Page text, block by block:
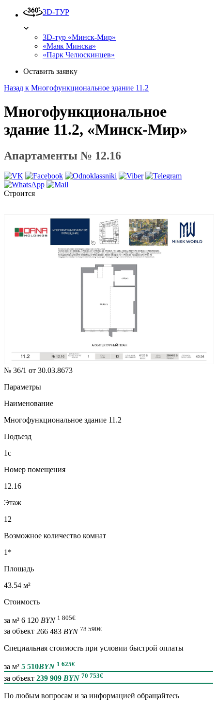
3D-ТУР
3D-тур «Минск-Мир»
«Маяк Минска»
«Парк Челюскинцев»
Оставить заявку
Назад к Многофункциональное здание 11.2
Многофункциональное
здание 11.2, «Минск-Мир»
Апартаменты № 12.16
Строится
№ 36/1 от 30.03.8673
Параметры
Наименование
Многофункциональное здание 11.2
Подъезд
1с
Номер помещения
12.16
Этаж
12
Возможное количество комнат
1*
Площадь
43.54 м²
Стоимость
за м² 6 120 BYN 1 805€
за объект 266 483 BYN 78 590€
Специальная cтоимость при условии быстрой оплаты
за м² 5 510BYN 1 625€
за объект 239 909 BYN 70 753€
По любым вопросам и за информацией обращайтесь